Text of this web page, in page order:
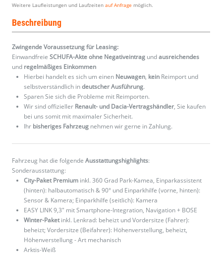
Weitere Laufleistungen und Laufzeiten auf Anfrage möglich.
Beschreibung
Zwingende Voraussetzung für Leasing:
Einwandfreie SCHUFA-Akte ohne Negativeintrag undausreichendes
und regelmäßiges Einkommen
Hierbei handelt es sich um einen Neuwagen, kein Reimport und
selbstverständlich indeutscher Ausführung.
Sparen Sie sich die Probleme mit Reimporten.
Wir sind offizieller Renault- und Dacia-Vertragshändler, Sie kaufen
bei uns somit mit maximaler Sicherheit.
Ihr bisheriges Fahrzeug nehmen wir gerne in Zahlung.
Fahrzeug hat die folgende Ausstattungshighlights:
Sonderausstattung:
City-Paket Premium inkl. 360 Grad Park-Kamea, Einparkassistent
(hinten): halbautomatisch & 90° und Einparkhilfe (vorne, hinten):
Sensor & Kamera; Einparkhilfe (seitlich): Kamera
EASY LINK 9,3" mit Smartphone-Integration, Navigation + BOSE
Winter-Paketinkl. Lenkrad: beheizt und Vordersitze (Fahrer):
beheizt; Vordersitze (Beifahrer): Höhenverstellung, beheizt,
Höhenverstellung - Art mechanisch
Arktis-Weiß